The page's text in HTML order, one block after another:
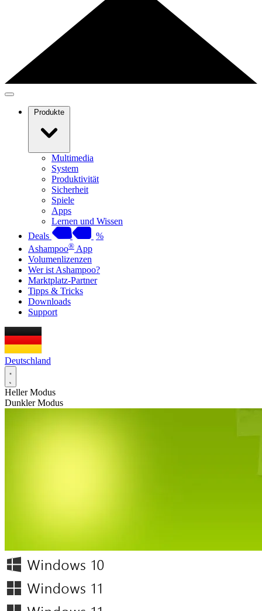
Produkte
Multimedia
System
Produktivität
Sicherheit
Spiele
Apps
Lernen und Wissen
Deals
%
Ashampoo® App
Volumenlizenzen
Wer ist Ashampoo?
Marktplatz-Partner
Tipps & Tricks
Downloads
Support
Deutschland
Heller Modus
Dunkler Modus